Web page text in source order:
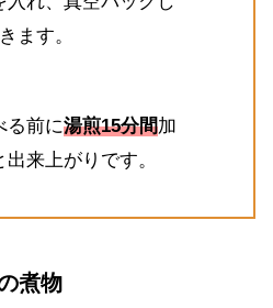
ます。
前に湯煎15分間加
来上がりです。
煮物